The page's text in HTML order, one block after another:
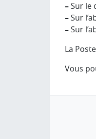
–Sur le
–Sur
–Sur
La
Vous